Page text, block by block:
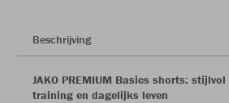
Beschrijving
JAKO PREMIUM Basics shorts:
training en dagelijks leven